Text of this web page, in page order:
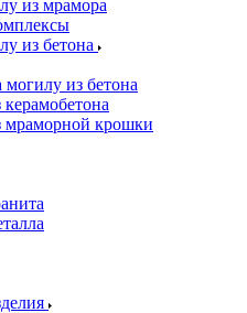
из мрамора
из бетона
из бетона
мраморной крошки